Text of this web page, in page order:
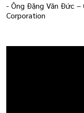
- Ông Đặng Văn Đức
Corporation